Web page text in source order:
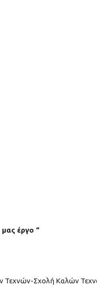
έργο “
Τεχνών-Σχολή Καλών